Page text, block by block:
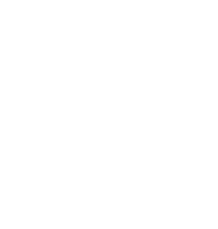
XDRIVE M
DA+ PA+ HUD HK